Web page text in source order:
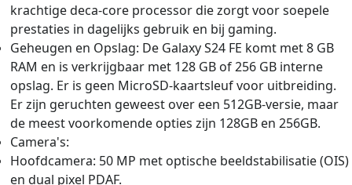
krachtige deca-core processor die zorgt voor soepele
prestaties in dagelijks gebruik en bij gaming.
Geheugen en Opslag: De Galaxy S24 FE komt met 8 GB
RAM en is verkrijgbaar met 128 GB of 256 GB interne
opslag. Er is geen MicroSD-kaartsleuf voor uitbreiding.
Er zijn geruchten geweest over een 512GB-versie, maar
de meest voorkomende opties zijn 128GB en 256GB.
Camera's:
Hoofdcamera: 50 MP met optische beeldstabilisatie (OIS)
en dual pixel PDAF.